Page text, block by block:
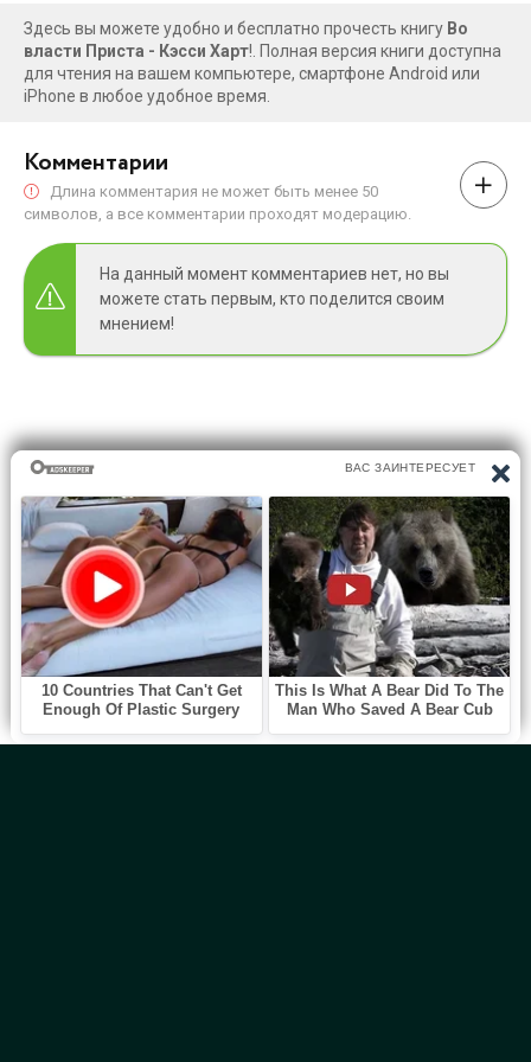
девушка — моя, и если я поставлю на ней свою метку, то
никогда ее не отпущу.
Здесь вы можете удобно и бесплатно прочесть книгу Во
власти Приста - Кэсси Харт!. Полная версия книги доступна
для чтения на вашем компьютере, смартфоне Android или
iPhone в любое удобное время.
Комментарии
Длина комментария не может быть менее 50
символов, а все комментарии проходят модерацию.
На данный момент комментариев нет, но вы
можете стать первым, кто поделится своим
мнением!